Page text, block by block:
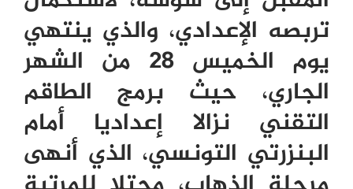
تربصه الإعدادي، والذي ينتهي
يوم الخميس 28 من الشهر
الجاري، حيث برمج الطاقم
التقني نزالا إعداديا أمام
البنزرتي التونسي، الذي أنهى